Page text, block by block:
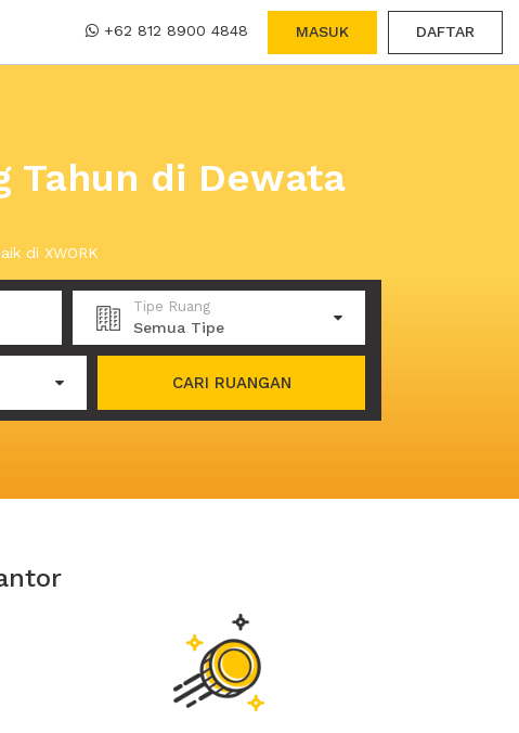
+62 812 8900 4848 MASUK DAFTAR
Tahun di Dewata
di XWORK
Tipe Ruang
Semua Tipe
CARI RUANGAN